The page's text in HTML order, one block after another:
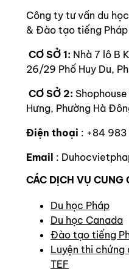
Công ty tư vấn du
& Đào tạo tiếng
CƠ SỞ 1: Nhà 7 lô B
26/29 Phố Huy Du,
CƠ SỞ 2:
Hưng, Phường Hà
Điện thoại : +84 983
Email :
CÁC DỊCH VỤ CUNG
Du học Pháp
Du học Canada
Đào tạo tiếng
Luyện thi chứng
TEF